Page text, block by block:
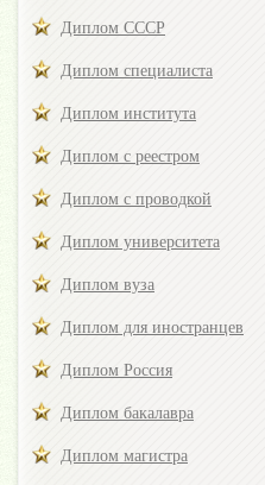
Диплом СССР
Диплом специалиста
Диплом института
Диплом с реестром
Диплом с проводкой
Диплом университета
Диплом вуза
Диплом для иностранцев
Диплом Россия
Диплом бакалавра
Диплом магистра